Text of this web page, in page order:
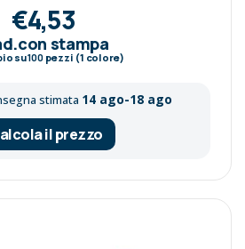
€4,53
stampa
su100pezzi (1 colore)
stimata 14 ago-18 ago
il prezzo